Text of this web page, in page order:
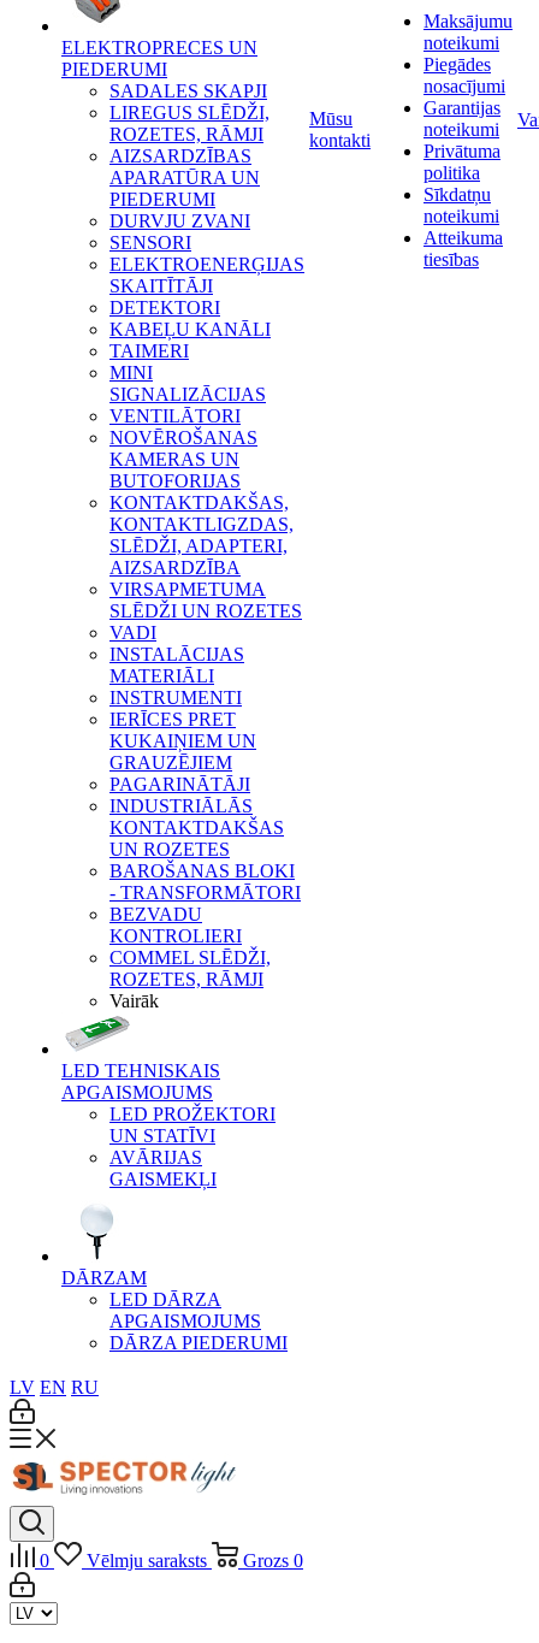
ELEKTROPRECES UN
PIEDERUMI
SADALES SKAPJI
LIREGUS SLĒDŽI,
ROZETES, RĀMJI
AIZSARDZĪBAS
APARATŪRA UN
PIEDERUMI
DURVJU ZVANI
SENSORI
ELEKTROENERĢIJAS
SKAITĪTĀJI
DETEKTORI
KABEĻU KANĀLI
TAIMERI
MINI
SIGNALIZĀCIJAS
VENTILĀTORI
NOVĒROŠANAS
KAMERAS UN
BUTOFORIJAS
KONTAKTDAKŠAS,
KONTAKTLIGZDAS,
SLĒDŽI, ADAPTERI,
AIZSARDZĪBA
VIRSAPMETUMA
SLĒDŽI UN ROZETES
VADI
INSTALĀCIJAS
MATERIĀLI
INSTRUMENTI
IERĪCES PRET
KUKAIŅIEM UN
GRAUZĒJIEM
PAGARINĀTĀJI
INDUSTRIĀLĀS
KONTAKTDAKŠAS
UN ROZETES
BAROŠANAS BLOKI
- TRANSFORMĀTORI
BEZVADU
KONTROLIERI
COMMEL SLĒDŽI,
ROZETES, RĀMJI
Vairāk
LED TEHNISKAIS
APGAISMOJUMS
LED PROŽEKTORI
UN STATĪVI
AVĀRIJAS
GAISMEKĻI
DĀRZAM
LED DĀRZA
APGAISMOJUMS
DĀRZA PIEDERUMI
Mūsu
kontakti
Maksājumu
noteikumi
Piegādes
nosacījumi
Garantijas
noteikumi
Privātuma
politika
Sīkdatņu
noteikumi
Atteikuma
tiesības
LV EN RU
0 Vēlmju saraksts Grozs 0